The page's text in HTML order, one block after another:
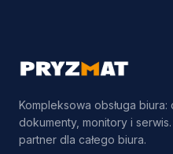
Kompleksowa obsługa biura:
dokumenty, monitory i
partner dla całego biura.